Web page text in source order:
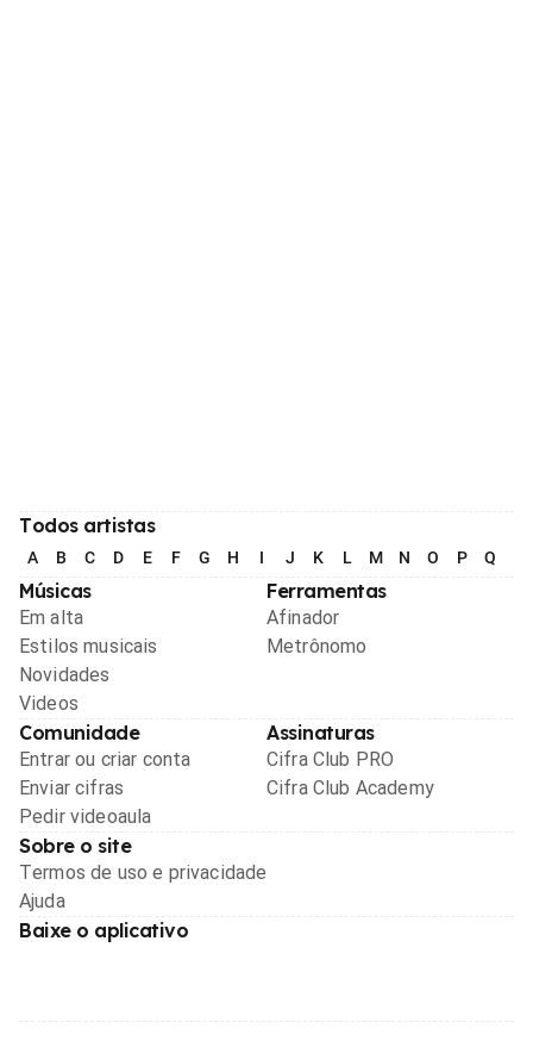
Todos artistas
A B C D E F G H I J K L M N O P Q
Músicas
Em alta
Estilos musicais
Novidades
Videos
Ferramentas
Afinador
Metrônomo
Comunidade
Entrar ou criar conta
Enviar cifras
Pedir videoaula
Assinaturas
Cifra Club PRO
Cifra Club Academy
Sobre o site
Termos de uso e privacidade
Ajuda
Baixe o aplicativo